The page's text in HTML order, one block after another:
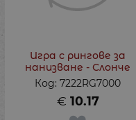
Игра с рингове за
нанизване - Слонче
Код: 7222RG7000
10.17
€